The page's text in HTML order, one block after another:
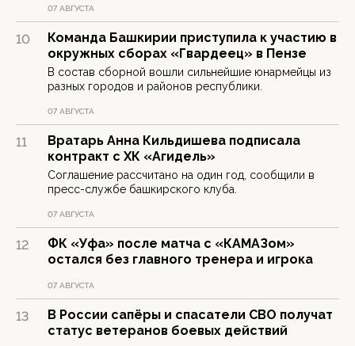
07 АВГУСТА
10
Команда Башкирии приступила к участию в
окружных сборах «Гвардеец» в Пензе
В состав сборной вошли сильнейшие юнармейцы из
разных городов и районов республики.
07 АВГУСТА
11
Вратарь Анна Кильдишева подписала
контракт с ХК «Агидель»
Соглашение рассчитано на один год, сообщили в
пресс-службе башкирского клуба.
07 АВГУСТА
12
ФК «Уфа» после матча с «КАМАЗом»
остался без главного тренера и игрока
07 АВГУСТА
13
В России сапёры и спасатели СВО получат
статус ветеранов боевых действий